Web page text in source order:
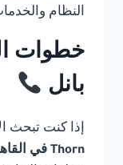
النظام
خطوات
بانل
إذا كنت تبحث
Thorn في القاهرة